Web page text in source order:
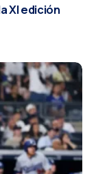
XI edición